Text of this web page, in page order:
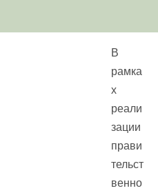
В
рамка
х
реали
зации
прави
тельст
венно